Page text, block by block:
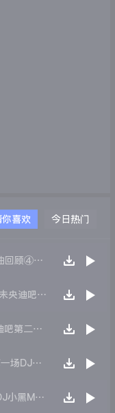
你喜欢 今日热门
2019.5沈阳东方斯卡拉十年经典金曲回顾④-DJ天赐
【沈风现场】2025年08月沈阳午夜未央迪吧 第五场 Dj威廉 Mc袁邵
【沈阳现场】2022年沈阳奉京627迪吧第二场-DJ小苹果MC王贺
【沈风现场】2024.07沈阳阿凡达第一场DJ阿亮MCsunny
2019.4沈阳红番区老曲经典回顾②DJ小黑MC King